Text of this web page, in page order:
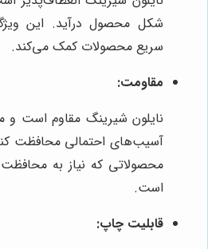
شکل محصول درآید. این
سریع محصولات کمک می‌کند.
مقاومت:
نایلون شیرینگ مقاوم است و
آسیب‌های احتمالی محافظت
محصولاتی که نیاز به محافظت
است.
قابلیت چاپ: